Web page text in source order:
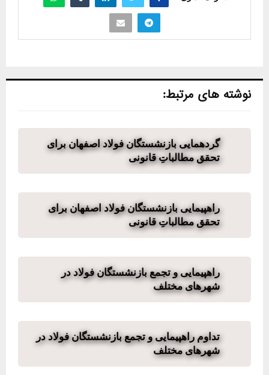
نوشته های مرتبط:
گردهمایی بازنشستگان فولاد اصفهان برای
تحقق مطالباتِ قانونی
راهپیمایی بازنشستگان فولاد اصفهان برای
تحقق مطالباتِ قانونی
راهپیمایی و تجمع بازنشستگان فولاد در
شهرهای مختلف
تداوم راهپیمایی و تجمع بازنشستگان فولاد در
شهرهای مختلف